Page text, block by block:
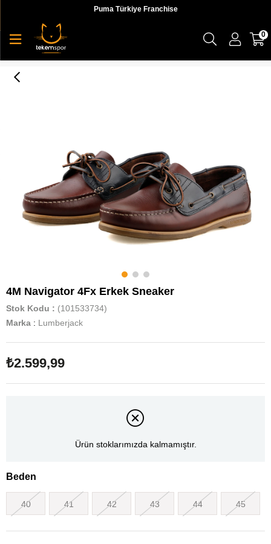
Puma Türkiye Franchise
0
4M Navigator 4Fx Erkek Sneaker
Stok Kodu
(101533734)
Marka : Lumberjack
₺2.599,99
Ürün stoklarımızda kalmamıştır.
Beden
40 41 42 43 44 45